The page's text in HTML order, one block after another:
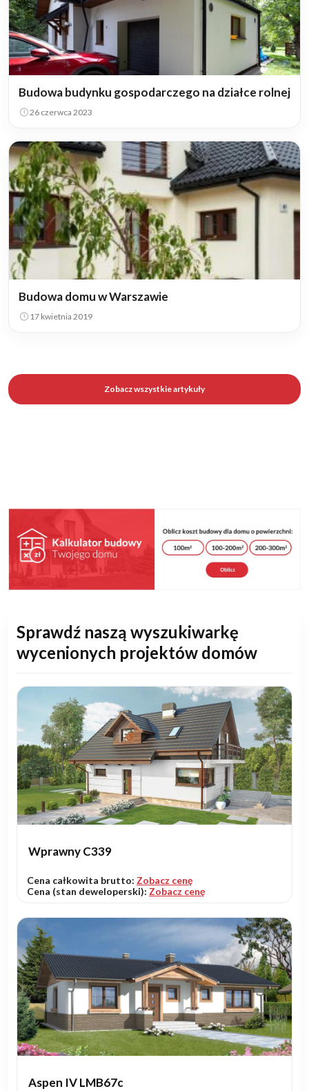
Budowa budynku gospodarczego na działce rolnej
26 czerwca 2023
Budowa domu w Warszawie
17 kwietnia 2019
Zobacz wszystkie artykuły
Sprawdź naszą wyszukiwarkę
wycenionych projektów domów
Wprawny C339
Cena całkowita brutto: Zobacz cenę
Cena (stan deweloperski): Zobacz cenę
Aspen IV LMB67c